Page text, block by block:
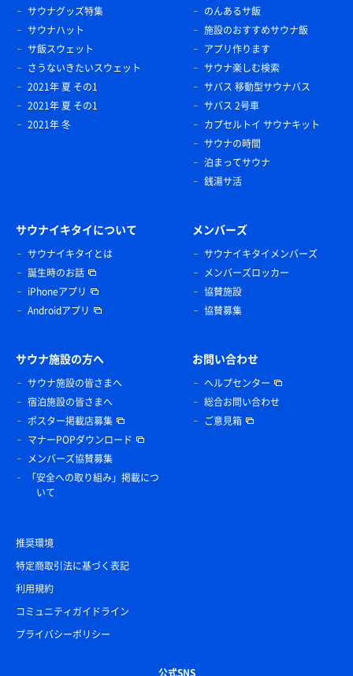
サウナグッズ特集
サウナハット
サ飯スウェット
さうないきたいスウェット
2021年 夏 その1
2021年 夏 その1
2021年 冬
のんあるサ飯
施設のおすすめサウナ飯
アプリ作ります
サウナ楽しむ検索
サバス 移動型サウナバス
サバス 2号車
カプセルトイ サウナキット
サウナの時間
泊まってサウナ
銭湯サ活
サウナイキタイについて
サウナイキタイとは
誕生時のお話
iPhoneアプリ
Androidアプリ
メンバーズ
サウナイキタイメンバーズ
メンバーズロッカー
協賛施設
協賛募集
サウナ施設の方へ
サウナ施設の皆さまへ
宿泊施設の皆さまへ
ポスター掲載店募集
マナーPOPダウンロード
メンバーズ協賛募集
「安全への取り組み」掲載につ
いて
お問い合わせ
ヘルプセンター
総合お問い合わせ
ご意見箱
推奨環境
特定商取引法に基づく表記
利用規約
コミュニティガイドライン
プライバシーポリシー
公式SNS